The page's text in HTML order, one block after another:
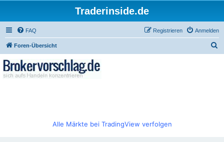
Traderinside.de
FAQ Anmelden
Registrieren
Foren-Übersicht
Alle Märkte bei TradingView verfolgen